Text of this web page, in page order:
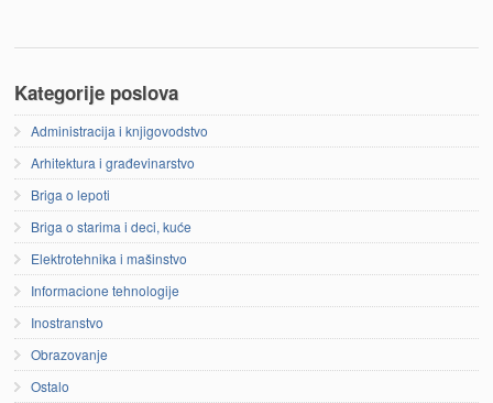
Kategorije poslova
Administracija i knjigovodstvo
Arhitektura i građevinarstvo
Briga o lepoti
Briga o starima i deci, kuće
Elektrotehnika i mašinstvo
Informacione tehnologije
Inostranstvo
Obrazovanje
Ostalo